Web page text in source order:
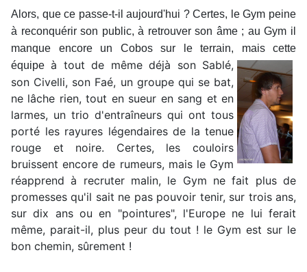
Alors, que ce passe-t-il aujourd'hui ? Certes, le Gym peine
à reconquérir son public, à retrouver son âme ; au Gym il
manque encore un Cobos sur le terrain, mais cette
équipe à tout de même déjà son Sablé,
son Civelli, son Faé, un groupe qui se bat,
ne lâche rien, tout en sueur en sang et en
larmes, un trio d'entraîneurs qui ont tous
porté les rayures légendaires de la tenue
rouge et noire. Certes, les couloirs
bruissent encore de rumeurs, mais le Gym
réapprend à recruter malin, le Gym ne fait plus de
promesses qu'il sait ne pas pouvoir tenir, sur trois ans,
sur dix ans ou en "pointures", l'Europe ne lui ferait
même, parait-il, plus peur du tout ! le Gym est sur le
bon chemin, sûrement !